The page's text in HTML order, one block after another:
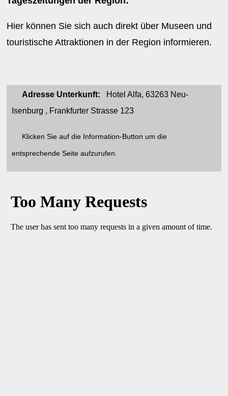
Hier können Sie sich auch direkt über Museen und
touristische Attraktionen in der Region informieren.
Adresse Unterkunft: Hotel Alfa, 63263 Neu-
Isenburg , Frankfurter Strasse 123
Klicken Sie auf die Information-Button um die
entsprechende Seite aufzurufen.